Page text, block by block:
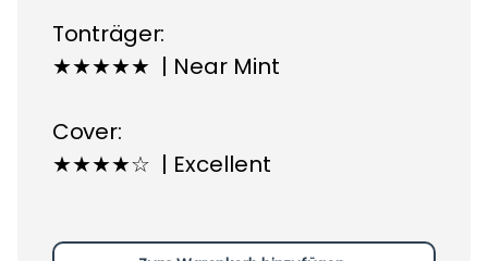
Tonträger:
★★★★★ | Near Mint
Cover:
★★★★☆ | Excellent